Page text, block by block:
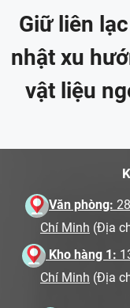
Giữ liên
nhật xu
vật liệu
Văn phòng:
Chí Minh (Địa
Kho hàng 1:
Chí Minh (Địa